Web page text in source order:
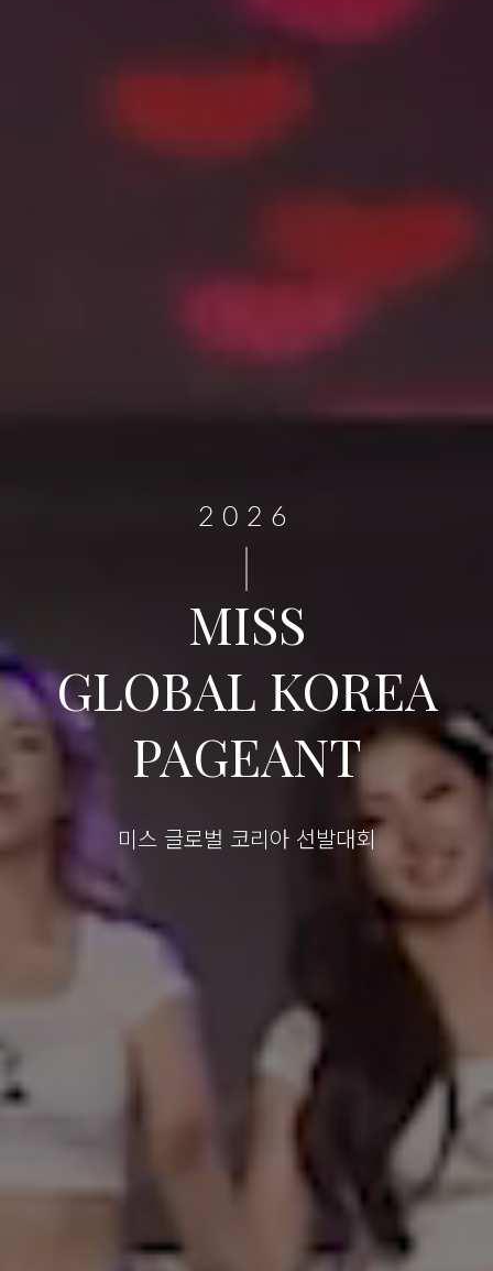
2026
MISS
GLOBAL KOREA
PAGEANT
미스 글로벌 코리아 선발대회